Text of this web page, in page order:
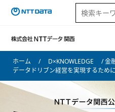
ホーム / D×KNOWLEDGE / 金
データドリブン経営を実現するため